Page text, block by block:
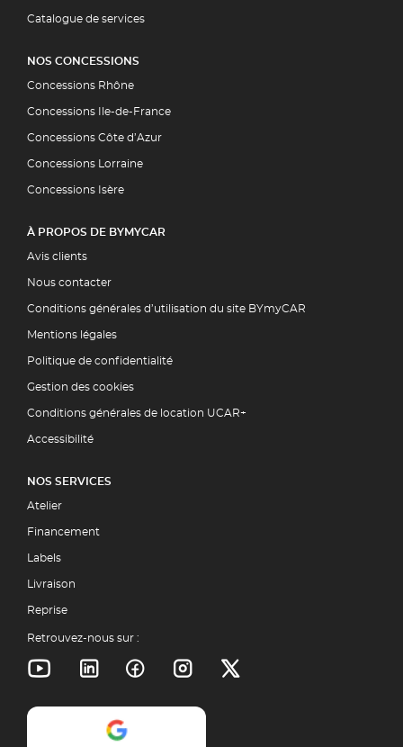
Catalogue de services
NOS CONCESSIONS
Concessions Rhône
Concessions Ile-de-France
Concessions Côte d’Azur
Concessions Lorraine
Concessions Isère
À PROPOS DE BYMYCAR
Avis clients
Nous contacter
Conditions générales d’utilisation du site BYmyCAR
Mentions légales
Politique de confidentialité
Gestion des cookies
Conditions générales de location UCAR+
Accessibilité
NOS SERVICES
Atelier
Financement
Labels
Livraison
Reprise
Retrouvez-nous sur :